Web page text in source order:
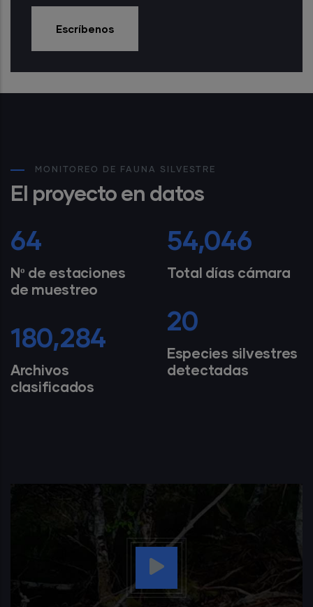
Escríbenos
MONITOREO DE FAUNA SILVESTRE
El proyecto en datos
80
Nº de estaciones
de muestreo
226,313
Archivos
clasificados
67,282
Total días cámara
25
Especies silvestres
detectadas